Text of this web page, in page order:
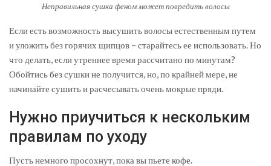
Неправильная сушка феном может повредить волосы
Если есть возможность высушить волосы естественным путем
и уложить без горячих щипцов – старайтесь ее использовать. Но
что делать, если утреннее время рассчитано по минутам?
Обойтись без сушки не получится, но, по крайней мере, не
начинайте сушить и расчесывать очень мокрые пряди.
Нужно приучиться к нескольким
правилам по уходу
Пусть немного просохнут, пока вы пьете кофе.